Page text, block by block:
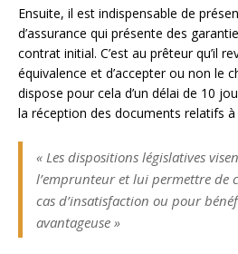
Ensuite, il est indispensable de
d’assurance qui présente des
contrat initial. C’est au prêteur qu’il
équivalence et d’accepter ou non le
dispose pour cela d’un délai de 10
la réception des documents relatifs à
« Les dispositions législatives
l’emprunteur et lui permettre de
cas d’insatisfaction ou pour
avantageuse »